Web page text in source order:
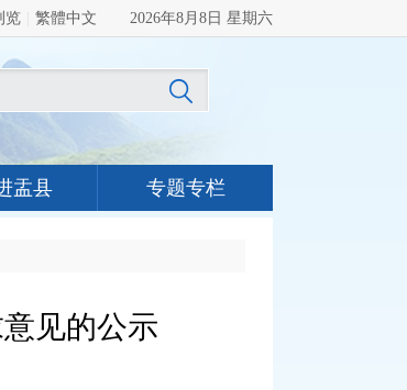
览 繁體中文 2026年8月8日 星期六
盂县 专题专栏
见的公示